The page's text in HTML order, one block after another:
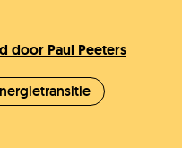
door Paul Peeters